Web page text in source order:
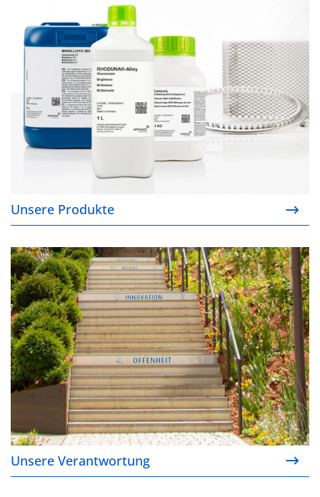
Unsere Produkte
Unsere Produkte
Unsere Verantwortung
Unsere Verantwortung